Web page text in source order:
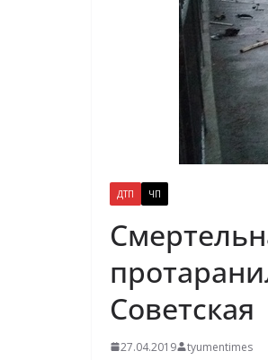
ДТП ЧП
Советская
27.04.2019 tyumentimes